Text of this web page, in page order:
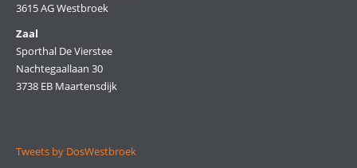
3615 AG Westbroek
Zaal
Sporthal De Vierstee
Nachtegaallaan 30
3738 EB Maartensdijk
Tweets by DosWestbroek